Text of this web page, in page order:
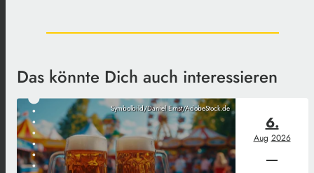
Das könnte Dich auch interessieren
Symbolbild/Daniel Ernst/AdobeStock.de
6.
Aug 2026